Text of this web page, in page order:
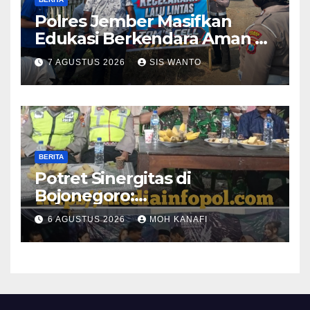
Polres Jember Masifkan
Edukasi Berkendara Aman di
Titik Rawan Kecelakaan
7 AGUSTUS 2026 SIS WANTO
BERITA
​Potret Sinergitas di
Bojonegoro:
Bhabinkamtibmas dan
Babinsa Hadir Lecehkan
Sekat, Amankan Pesta
6 AGUSTUS 2026 MOH KANAFI